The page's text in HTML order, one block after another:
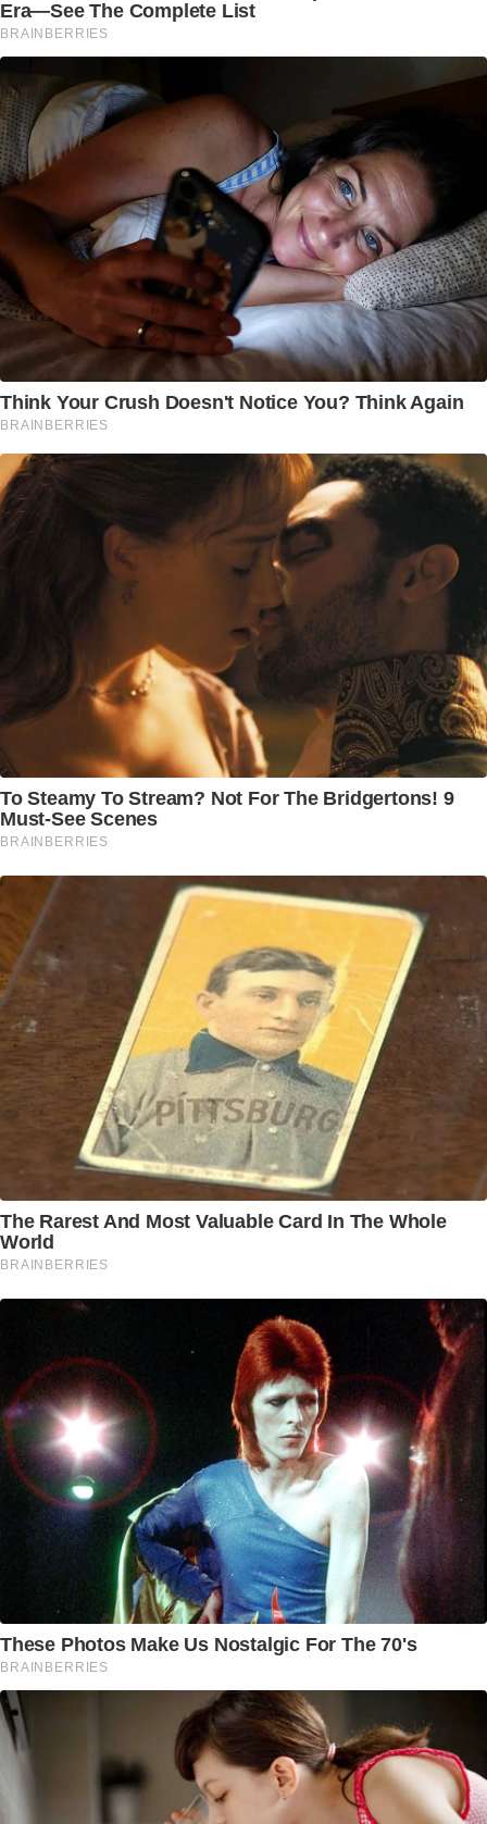
Era—See The Complete List
BRAINBERRIES
Think Your Crush Doesn't Notice You? Think Again
BRAINBERRIES
To Steamy To Stream? Not For The Bridgertons! 9
Must-See Scenes
BRAINBERRIES
The Rarest And Most Valuable Card In The Whole
World
BRAINBERRIES
These Photos Make Us Nostalgic For The 70's
BRAINBERRIES